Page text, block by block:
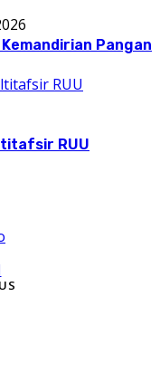
Pangan
RUU